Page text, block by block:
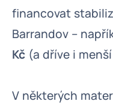
financovat
Barrandov –
Kč (a dříve i
V některých